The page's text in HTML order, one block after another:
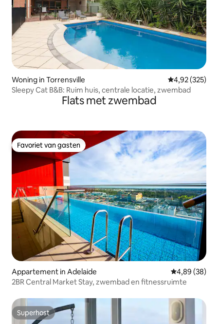
Woning in Torrensville Gemiddelde
4,92 (325)
Sleepy Cat B&B: Ruim huis, centrale locatie, zwembad
Flats met zwembad
Favoriet van gasten
Favoriet van gasten
Appartement in Adelaide Gemiddelde
4,89 (38)
2BR Central Market Stay, zwembad en fitnessruimte
Superhost
Superhost